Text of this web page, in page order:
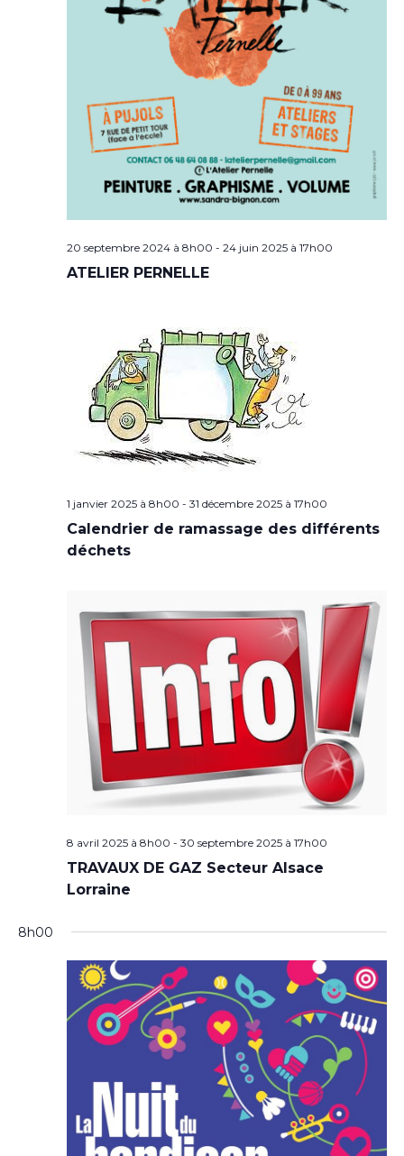
20 septembre 2024 à 8h00 - 24 juin 2025 à 17h00
ATELIER PERNELLE
1 janvier 2025 à 8h00 - 31 décembre 2025 à 17h00
Calendrier de ramassage des différents
déchets
8 avril 2025 à 8h00 - 30 septembre 2025 à 17h00
TRAVAUX DE GAZ Secteur Alsace
Lorraine
8h00